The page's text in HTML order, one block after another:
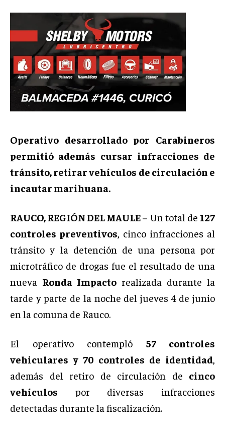
Operativo desarrollado por Carabineros
permitió además cursar infracciones de
tránsito, retirar vehículos de circulación e
incautar marihuana.
RAUCO, REGIÓN DEL MAULE – Un total de 127
controles preventivos, cinco infracciones al
tránsito y la detención de una persona por
microtráfico de drogas fue el resultado de una
nueva Ronda Impacto realizada durante la
tarde y parte de la noche del jueves 4 de junio
en la comuna de Rauco.
El operativo contempló 57 controles
vehiculares y 70 controles de identidad,
además del retiro de circulación de cinco
vehículos por diversas infracciones
detectadas durante la fiscalización.